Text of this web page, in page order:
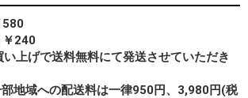
580
￥240
上げで送料無料にて発送させていただき
地域への配送料は一律950円、3,980円(税